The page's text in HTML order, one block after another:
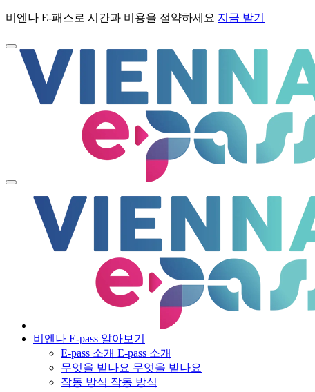
비엔나 E-패스로 시간과 비용을 절약하세요 지금 받기
비엔나 E-pass 알아보기
E-pass 소개 E-pass 소개
무엇을 받나요 무엇을 받나요
작동 방식 작동 방식